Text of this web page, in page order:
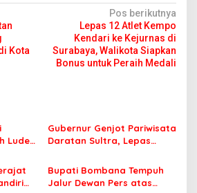
Kota
Pos berikutnya
Lepas 12 Atlet Kempo
Kendari ke Kejurnas di
Surabaya, Walikota Siapkan
Bonus untuk Peraih Medali
Ludes
Gubernur Genjot Pariwisata
Daratan Sultra, Lepas
Tiga Kabupaten Unggulan
Bupati Bombana Tempuh
Jalur Dewan Pers atas